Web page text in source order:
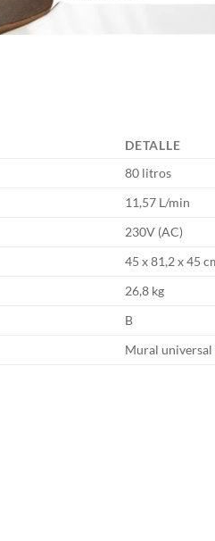
DETALLE
80 litros
11,57 L/min
230V (AC)
45 x 81,2 x 45
26,8 kg
B
Mural universal